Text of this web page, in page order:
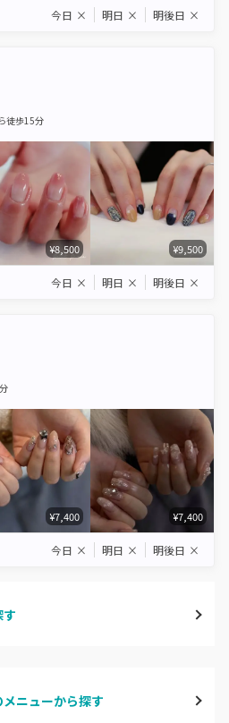
今日 × 明日 × 明後日 ×
徒歩15分
¥8,500 ¥9,500
今日 × 明日 × 明後日 ×
¥7,400 ¥7,400
今日 × 明日 × 明後日 ×
ニューから探す